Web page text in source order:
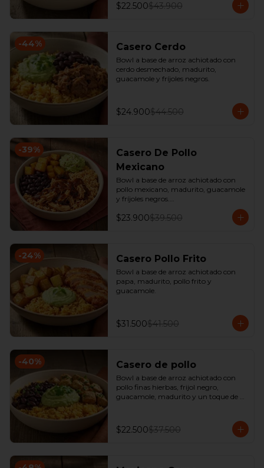
$22.500$43.900
-44% Casero Cerdo
Bowl a base de arroz achiotado con
cerdo desmechado, madurito,
guacamole y fríjoles negros.
$24.900$44.500
-39%
Casero De Pollo
Mexicano
Bowl a base de arroz achiotado con
pollo mexicano, madurito, guacamole
y fríjoles negros.
$23.900$39.500
-24% Casero Pollo Frito
Bowl a base de arroz achiotado con
papa, madurito, pollo frito y
guacamole.
$31.500$41.500
-40% Casero de pollo
Bowl a base de arroz achiotado con
pollo finas hierbas, frijol negro,
guacamole, madurito y un toque de
$22.500$37.500